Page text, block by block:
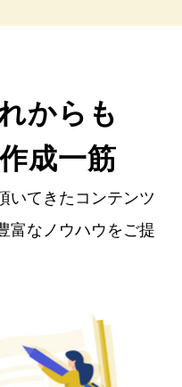
からも
成一筋
いてきたコンテンツ
富なノウハウをご提